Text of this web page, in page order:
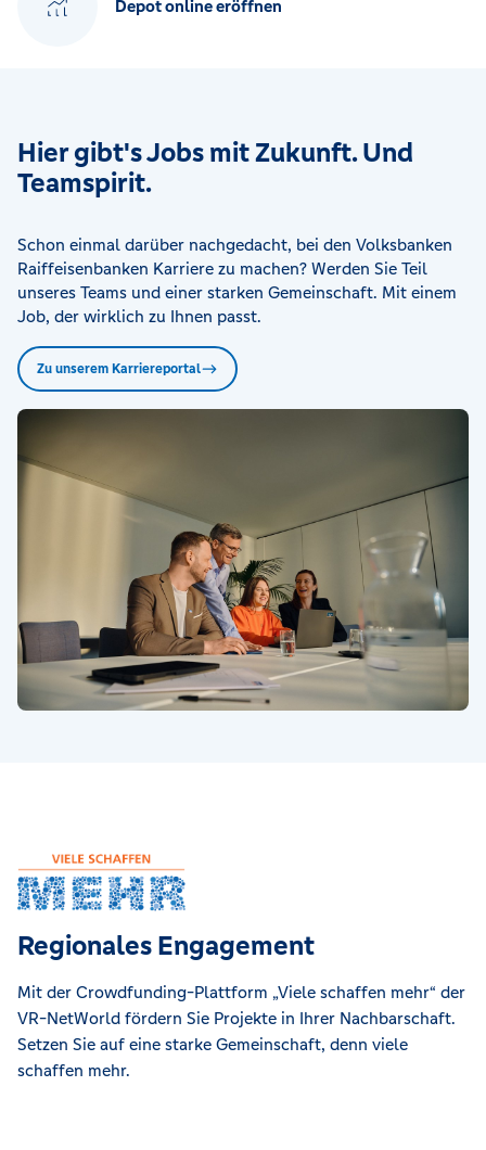
Depot online eröffnen
Hier gibt's Jobs mit Zukunft. Und
Teamspirit.
Schon einmal darüber nachgedacht, bei den Volksbanken
Raiffeisenbanken Karriere zu machen? Werden Sie Teil
unseres Teams und einer starken Gemeinschaft. Mit einem
Job, der wirklich zu Ihnen passt.
Zu unserem Karriereportal
Regionales Engagement
Mit der Crowdfunding-Plattform „Viele schaffen mehr“ der
VR-NetWorld fördern Sie Projekte in Ihrer Nachbarschaft.
Setzen Sie auf eine starke Gemeinschaft, denn viele
schaffen mehr.